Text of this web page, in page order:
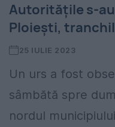
Autoritățile s-
Ploiești,
25 IULIE 2023
Un urs a fost
sâmbătă spre
nordul